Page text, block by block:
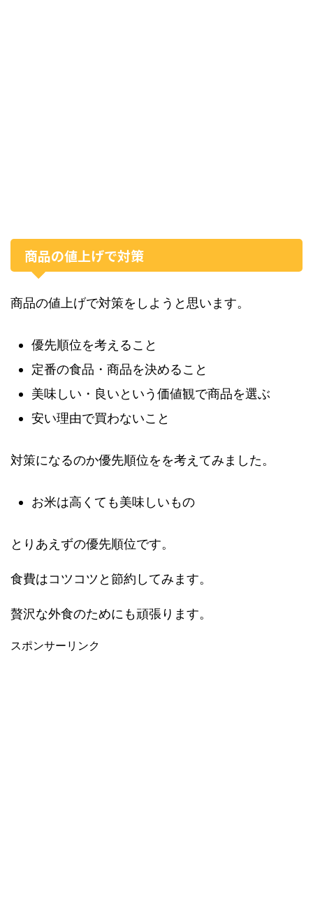
商品の値上げで対策
商品の値上げで対策をしようと思います。
優先順位を考えること
定番の食品・商品を決めること
美味しい・良いという価値観で商品を選ぶ
安い理由で買わないこと
対策になるのか優先順位をを考えてみました。
お米は高くても美味しいもの
とりあえずの優先順位です。
食費はコツコツと節約してみます。
贅沢な外食のためにも頑張ります。
スポンサーリンク